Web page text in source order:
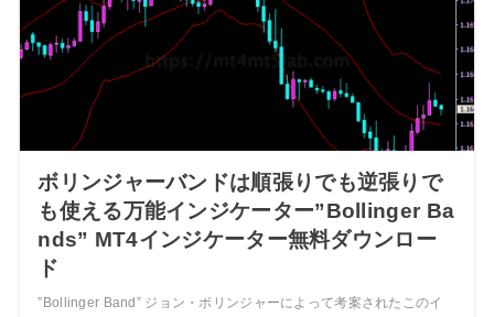
ボリンジャーバンドは順張りでも逆張りで
も使える万能インジケーター”Bollinger Ba
nds” MT4インジケーター無料ダウンロー
ド
”Bollinger Band” ジョン・ボリンジャーによって考案されたこのイ